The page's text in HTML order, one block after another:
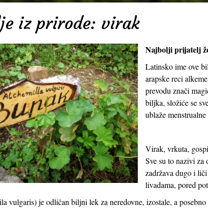
iz prirode: virak
Najbolji prijatelj
Latinsko ime ove
arapske reci
prevodu znači
biljka, složiće se
ublaže menstrualne
Virak, vrkuta,
Sve su to nazivi za
zadržava dugo i
livadama, pored
vulgaris) je odličan biljni lek za neredovne, izostale, a